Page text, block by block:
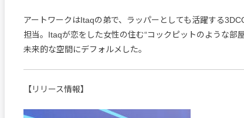
アートワークはItaqの弟で、ラッパーとしても活躍する
担当。Itaqが恋をした女性の住む“コックピットのような部
未来的な空間にデフォルメした。
【リリース情報】